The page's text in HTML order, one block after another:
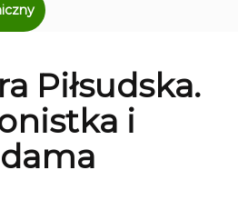
Piłsudska.
i